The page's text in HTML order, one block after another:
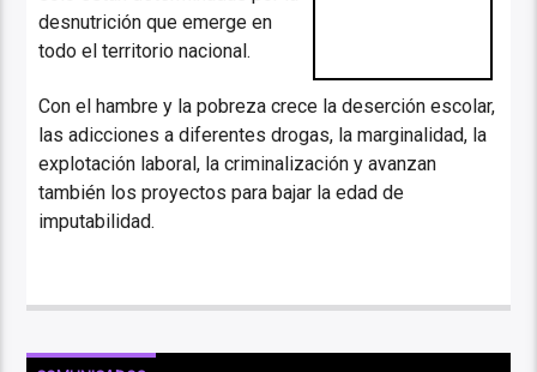
desnutrición que emerge en
todo el territorio nacional.
Con el hambre y la pobreza crece la deserción escolar,
las adicciones a diferentes drogas, la marginalidad, la
explotación laboral, la criminalización y avanzan
también los proyectos para bajar la edad de
imputabilidad.